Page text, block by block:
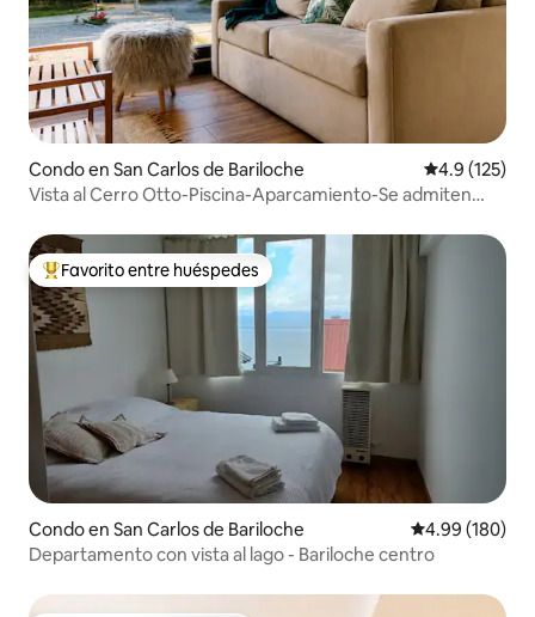
Condo en San Carlos de Bariloche Calificación
4.9 (125)
Vista al Cerro Otto-Piscina-Aparcamiento-Se admiten
Favorito entre huéspedes preferido
Favorito entre huéspedes
Condo en San Carlos de Bariloche Calificación
4.99 (180)
Departamento con vista al lago - Bariloche centro